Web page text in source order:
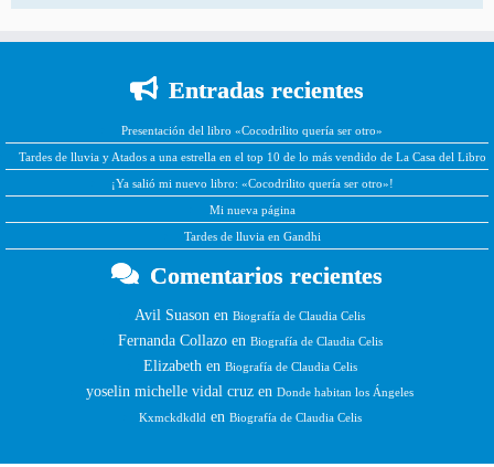
Entradas recientes
Presentación del libro «Cocodrilito quería ser otro»
Tardes de lluvia y Atados a una estrella en el top 10 de lo más vendido de La Casa del Libro
¡Ya salió mi nuevo libro: «Cocodrilito quería ser otro»!
Mi nueva página
Tardes de lluvia en Gandhi
Comentarios recientes
Avil Suason en Biografía de Claudia Celis
Fernanda Collazoen Biografía de Claudia Celis
Elizabethen Biografía de Claudia Celis
yoselin michelle vidal cruz en Donde habitan los Ángeles
Kxmckdkdlden Biografía de Claudia Celis